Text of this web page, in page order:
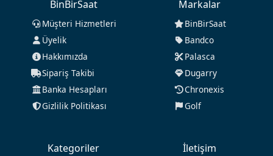
BinBirSaat
Müşteri Hizmetleri
Üyelik
Hakkımızda
Sipariş Takibi
Banka Hesapları
Gizlilik Politikası
Markalar
BinBirSaat
Bandco
Palasca
Dugarry
Chronexis
Golf
Kategoriler İletişim